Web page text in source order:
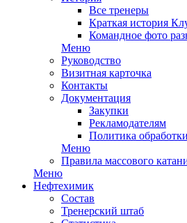
Все тренеры
Краткая история
Командное фото
Меню
Руководство
Визитная карточка
Контакты
Документация
Закупки
Рекламодателям
Политика
Меню
Правила массового
Меню
Нефтехимик
Состав
Тренерский штаб